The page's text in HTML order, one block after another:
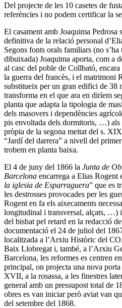
Del projecte de les 10 casetes de
referències i no podem certificar la
El casament amb Joaquima
definitiva de la relació personal
Segons fonts orals familiars (no
dibuixada) Joaquima aporta, com a
al casc del poble de Collbató,
la guerra del francès, i el matrimoni
substitueix per un gran edifici de 38
transforma en el que ara en diríem
planta que adapta la tipologia de
dels masovers i dependències
pis envoltada dels dormitoris, …) als
pròpia de la segona meitat del s.
“Jardí del darrera” a nivell del
trobem en planta baixa.
El 4 de juny del 1866 la Junta de
Barcelona encarrega a Elias Rogent
la iglesia de Esparraguera” que es
les destrosses provocades per les
Rogent en fa els aixecaments
longitudinal i transversal, alçats, …)
del bisbat pel retard en la redacció
documentació el 24 de juliol del
localitzada a l’Arxiu Històric del
Baix Llobregat i, també, a l’Arxiu
Barcelona, les reformes es centren
principal, on projecta una nova
XVII, a la rosassa, a les finestres
general amb un pressupost total de
obres es van iniciar però aviat van
del setembre del 1868.